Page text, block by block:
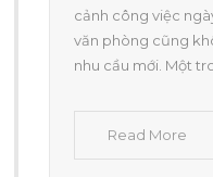
cảnh công việc
văn phòng cũng
nhu cầu mới. Một
Read More